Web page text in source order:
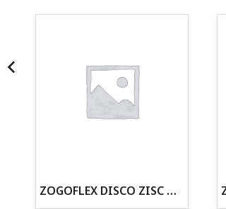
¡Somos
· Cachorros supervisados por
ZOGOFLEX DISCO ZISC MINI (16CM) FLUORESCENTE